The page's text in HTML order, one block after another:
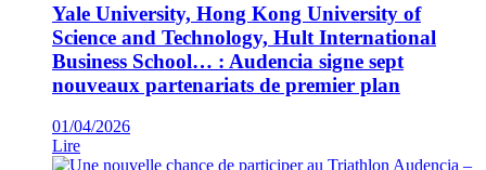
Yale University, Hong Kong University of
Science and Technology, Hult International
Business School… : Audencia signe sept
nouveaux partenariats de premier plan
01/04/2026
Lire